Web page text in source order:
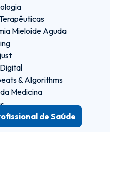
Mieloide Aguda
& Algorithms
Medicina
de Saúde